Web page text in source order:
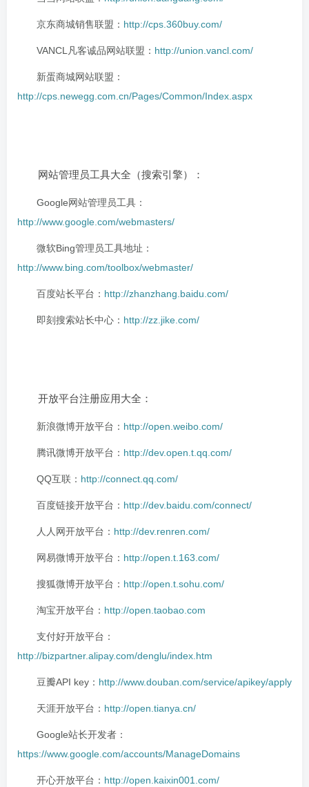
京东商城销售联盟： http://cps.360buy.com/
VANCL凡客诚品网站联盟： http://union.vancl.com/
新蛋商城网站联盟：
http://cps.newegg.com.cn/Pages/Common/Index.aspx
网站管理员工具大全（搜索引擎）：
Google网站管理员工具：
http://www.google.com/webmasters/
微软Bing管理员工具地址：
http://www.bing.com/toolbox/webmaster/
百度站长平台： http://zhanzhang.baidu.com/
即刻搜索站长中心： http://zz.jike.com/
开放平台注册应用大全：
新浪微博开放平台： http://open.weibo.com/
腾讯微博开放平台： http://dev.open.t.qq.com/
QQ互联： http://connect.qq.com/
百度链接开放平台： http://dev.baidu.com/connect/
人人网开放平台： http://dev.renren.com/
网易微博开放平台： http://open.t.163.com/
搜狐微博开放平台： http://open.t.sohu.com/
淘宝开放平台： http://open.taobao.com
支付好开放平台：
http://bizpartner.alipay.com/denglu/index.htm
豆瓣API key： http://www.douban.com/service/apikey/apply
天涯开放平台： http://open.tianya.cn/
Google站长开发者：
https://www.google.com/accounts/ManageDomains
开心开放平台： http://open.kaixin001.com/